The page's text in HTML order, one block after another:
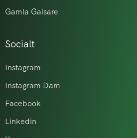
Gamla Gaisare
Socialt
Instagram
Instagram Dam
Facebook
Linkedin